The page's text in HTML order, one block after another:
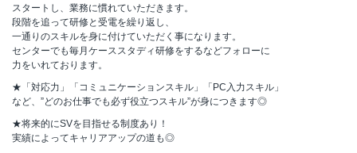
スタートし、業務に慣れていただきます。
段階を追って研修と受電を繰り返し、
一通りのスキルを身に付けていただく事になります。
センターでも毎月ケーススタディ研修をするなどフォローに
力をいれております。
★「対応力」「コミュニケーションスキル」「PC入力スキル」
など、”どのお仕事でも必ず役立つスキル”が身につきます◎
★将来的にSVを目指せる制度あり！
実績によってキャリアアップの道も◎